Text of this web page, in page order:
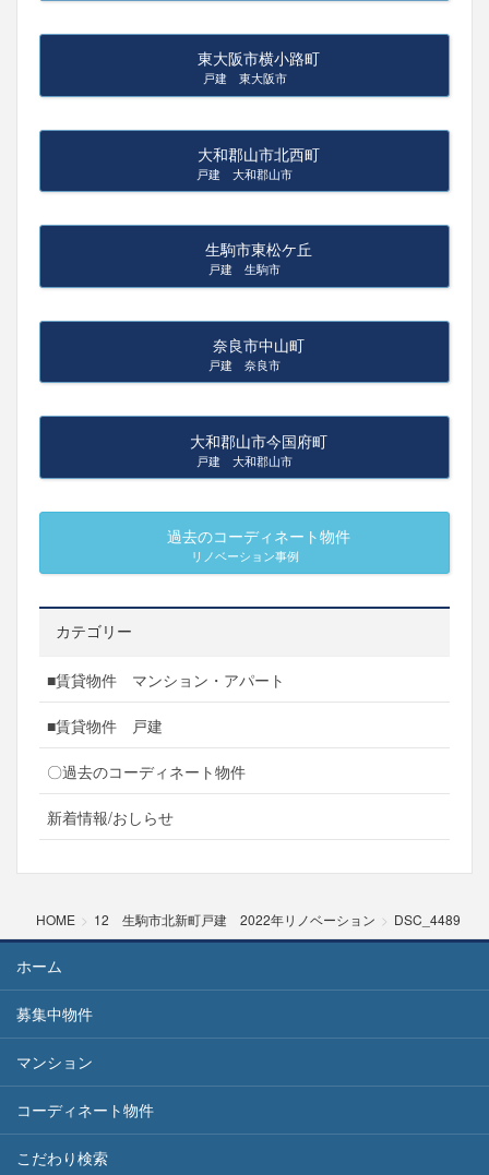
東大阪市横小路町
戸建 東大阪市
大和郡山市北西町
戸建 大和郡山市
生駒市東松ケ丘
戸建 生駒市
奈良市中山町
戸建 奈良市
大和郡山市今国府町
戸建 大和郡山市
過去のコーディネート物件
リノベーション事例
カテゴリー
■賃貸物件 マンション・アパート
■賃貸物件 戸建
〇過去のコーディネート物件
新着情報/おしらせ
HOME 12 生駒市北新町戸建 2022年リノベーション DSC_4489
ホーム
募集中物件
マンション
コーディネート物件
こだわり検索